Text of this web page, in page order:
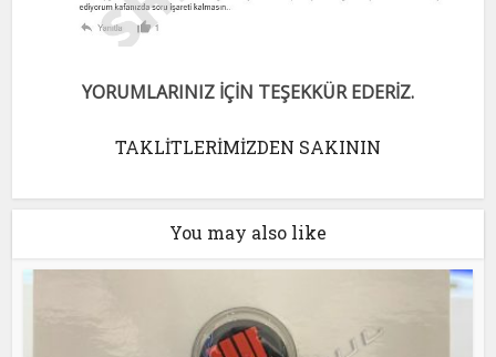
YORUMLARINIZ İÇİN TEŞEKKÜR EDERİZ.
TAKLİTLERİMİZDEN SAKININ
You may also like